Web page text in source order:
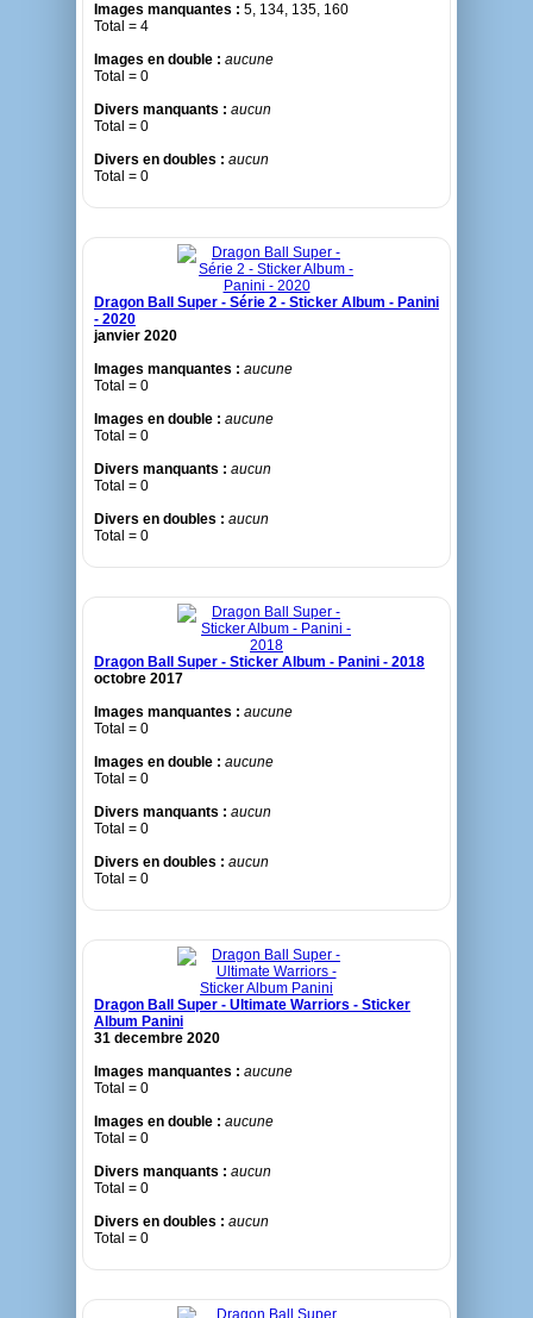
Images manquantes : 5, 134, 135, 160
Total = 4
Images en double : aucune
Total = 0
Divers manquants : aucun
Total = 0
Divers en doubles : aucun
Total = 0
Dragon Ball Super - Série 2 - Sticker Album - Panini
- 2020
janvier 2020
Images manquantes : aucune
Total = 0
Images en double : aucune
Total = 0
Divers manquants : aucun
Total = 0
Divers en doubles : aucun
Total = 0
Dragon Ball Super - Sticker Album - Panini - 2018
octobre 2017
Images manquantes : aucune
Total = 0
Images en double : aucune
Total = 0
Divers manquants : aucun
Total = 0
Divers en doubles : aucun
Total = 0
Dragon Ball Super - Ultimate Warriors - Sticker
Album Panini
31 decembre 2020
Images manquantes : aucune
Total = 0
Images en double : aucune
Total = 0
Divers manquants : aucun
Total = 0
Divers en doubles : aucun
Total = 0